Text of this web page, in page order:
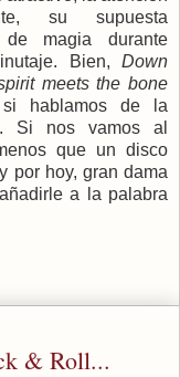
su supuesta
de magia durante
Bien, Down
meets the bone
hablamos de la
Si nos vamos al
que un disco
por hoy, gran dama
a la palabra
& Roll...